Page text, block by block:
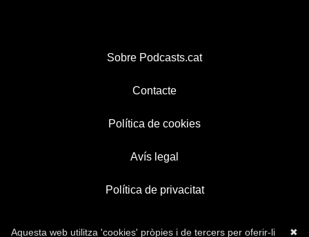
Sobre Podcasts.cat
Contacte
Política de cookies
Avís legal
Política de privacitat
✖
Aquesta web utilitza 'cookies' pròpies i de tercers per oferir-li